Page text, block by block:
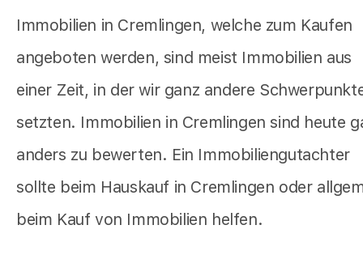
Immobilien in Cremlingen, welche zum Kaufen
angeboten werden, sind meist Immobilien aus
einer Zeit, in der wir ganz andere
setzten. Immobilien in Cremlingen sind heute
anders zu bewerten. Ein Immobiliengutachter
sollte beim Hauskauf in Cremlingen oder
beim Kauf von Immobilien helfen.